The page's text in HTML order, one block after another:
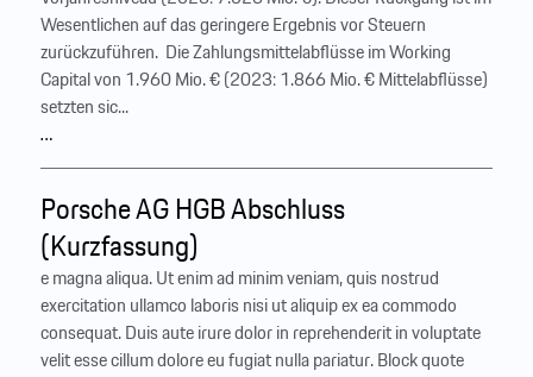
Wesentlichen auf das geringere Ergebnis vor Steuern
zurückzuführen. ‍ Die Zahlungsmittelabflüsse im Working
Capital von 1.960 Mio. € (2023: 1.866 Mio. € Mittelabflüsse)
setzten sic...
…
Porsche AG HGB Abschluss
(Kurzfassung)
e magna aliqua. Ut enim ad minim veniam, quis nostrud
exercitation ullamco laboris nisi ut aliquip ex ea commodo
consequat. Duis aute irure dolor in reprehenderit in voluptate
velit esse cillum dolore eu fugiat nulla pariatur. Block quote